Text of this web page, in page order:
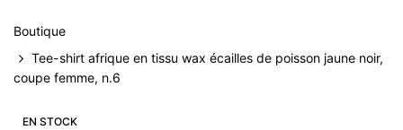
Boutique
Tee-shirt afrique en tissu wax écailles de poisson jaune noir,
coupe femme, n.6
EN STOCK